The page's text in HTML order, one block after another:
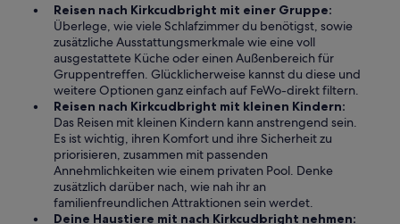
Reisen nach Kirkcudbright mit einer Gruppe:
Überlege, wie viele Schlafzimmer du benötigst, sowie
zusätzliche Ausstattungsmerkmale wie eine voll
ausgestattete Küche oder einen Außenbereich für
Gruppentreffen. Glücklicherweise kannst du diese und
weitere Optionen ganz einfach auf FeWo-direkt filtern.
Reisen nach Kirkcudbright mit kleinen Kindern:
Das Reisen mit kleinen Kindern kann anstrengend sein.
Es ist wichtig, ihren Komfort und ihre Sicherheit zu
priorisieren, zusammen mit passenden
Annehmlichkeiten wie einem privaten Pool. Denke
zusätzlich darüber nach, wie nah ihr an
familienfreundlichen Attraktionen sein werdet.
Deine Haustiere mit nach Kirkcudbright nehmen: